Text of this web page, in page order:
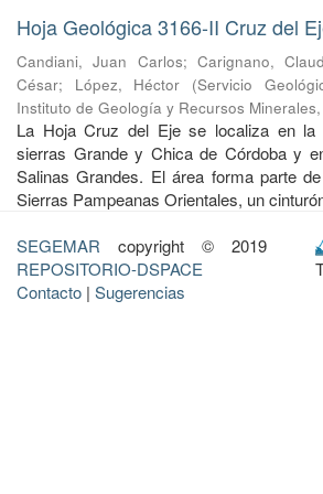
Hoja Geológica 3166-II Cruz del
Candiani, Juan Carlos; Carignano,
César; López, Héctor (Servicio
Instituto de Geología y Recursos Minerales,
La Hoja Cruz del Eje se localiza en la
sierras Grande y Chica de Córdoba y
Salinas Grandes. El área forma parte
Sierras Pampeanas Orientales, un
SEGEMAR copyright © 2019
REPOSITORIO-DSPACE
Contacto | Sugerencias